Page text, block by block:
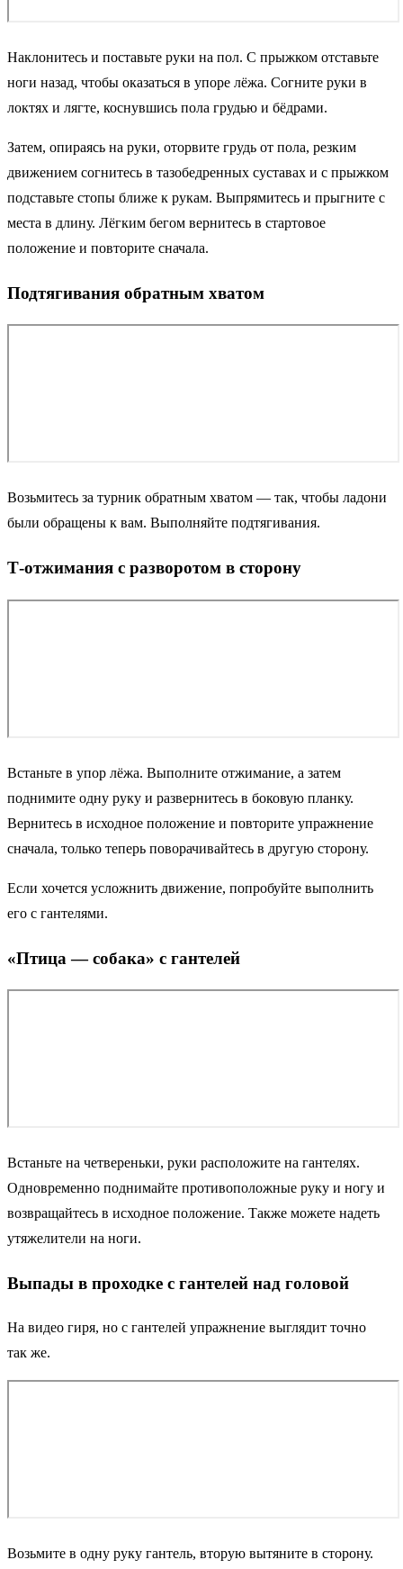
Наклонитесь и поставьте руки на пол. С прыжком отставьте
ноги назад, чтобы оказаться в упоре лёжа. Согните руки в
локтях и лягте, коснувшись пола грудью и бёдрами.
Затем, опираясь на руки, оторвите грудь от пола, резким
движением согнитесь в тазобедренных суставах и с прыжком
подставьте стопы ближе к рукам. Выпрямитесь и прыгните с
места в длину. Лёгким бегом вернитесь в стартовое
положение и повторите сначала.
Подтягивания обратным хватом
Возьмитесь за турник обратным хватом — так, чтобы ладони
были обращены к вам. Выполняйте подтягивания.
T‑отжимания с разворотом в сторону
Встаньте в упор лёжа. Выполните отжимание, а затем
поднимите одну руку и развернитесь в боковую планку.
Вернитесь в исходное положение и повторите упражнение
сначала, только теперь поворачивайтесь в другую сторону.
Если хочется усложнить движение, попробуйте выполнить
его с гантелями.
«Птица — собака» с гантелей
Встаньте на четвереньки, руки расположите на гантелях.
Одновременно поднимайте противоположные руку и ногу и
возвращайтесь в исходное положение. Также можете надеть
утяжелители на ноги.
Выпады в проходке с гантелей над головой
На видео гиря, но с гантелей упражнение выглядит точно
так же.
Возьмите в одну руку гантель, вторую вытяните в сторону.